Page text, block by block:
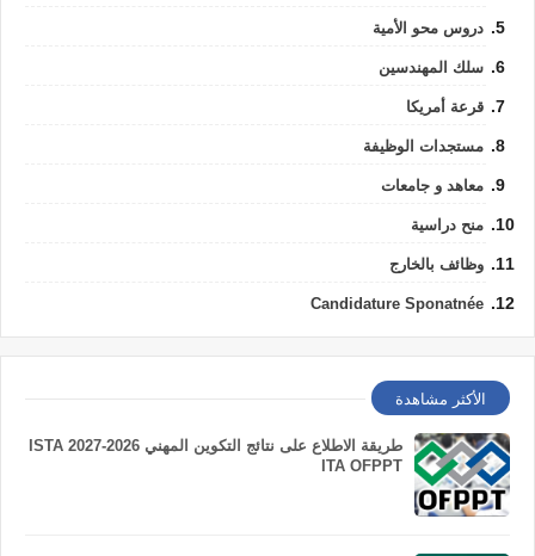
دروس محو الأمية
سلك المهندسين
قرعة أمريكا
مستجدات الوظيفة
معاهد و جامعات
منح دراسية
وظائف بالخارج
Candidature Sponatnée
الأكثر مشاهدة
طريقة الاطلاع على نتائج التكوين المهني 2026-2027 ISTA
ITA OFPPT